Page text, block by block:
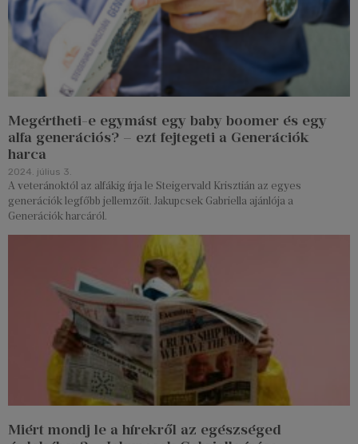
Megértheti-e egymást egy baby boomer és egy
alfa generációs? – ezt fejtegeti a Generációk
harca
2024. július 3.
A veteránoktól az alfákig írja le Steigervald Krisztián az egyes
generációk legfőbb jellemzőit. Jakupcsek Gabriella ajánlója a
Generációk harcáról.
Miért mondj le a hírekről az egészséged